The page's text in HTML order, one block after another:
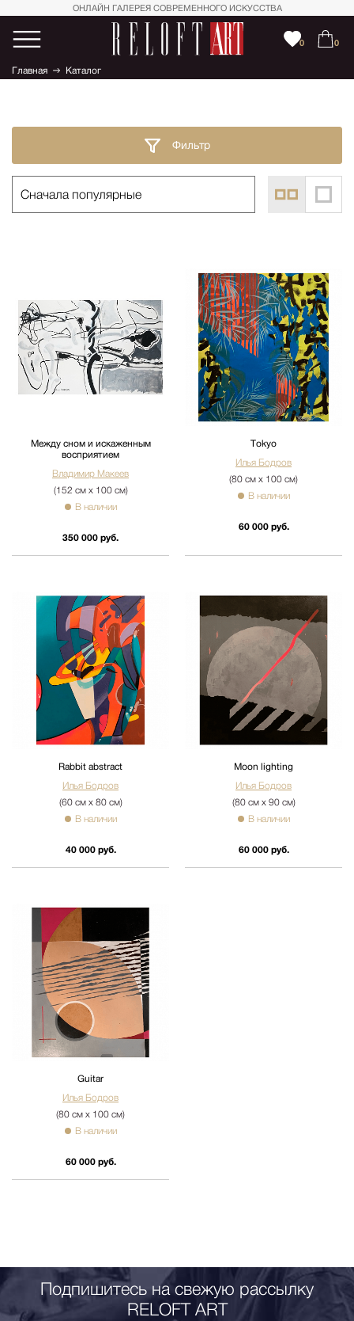
ОНЛАЙН ГАЛЕРЕЯ СОВРЕМЕННОГО ИСКУССТВА
0 0
Главная Каталог
Фильтр
Между сном и искаженным
восприятием
Владимир Макеев
(152 см х 100 см)
В наличии
350 000 руб.
Tokyo
Илья Бодров
(80 см х 100 см)
В наличии
60 000 руб.
Rabbit abstract
Илья Бодров
(60 см х 80 см)
В наличии
40 000 руб.
Moon lighting
Илья Бодров
(80 см х 90 см)
В наличии
60 000 руб.
Guitar
Илья Бодров
(80 см х 100 см)
В наличии
60 000 руб.
Подпишитесь на свежую рассылку
RELOFT ART